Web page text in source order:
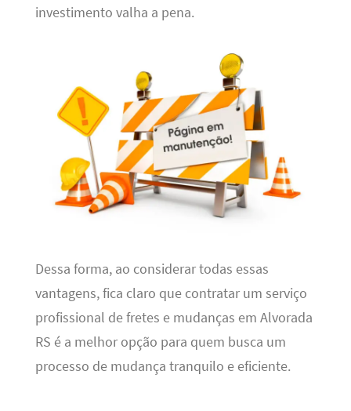
investimento valha a pena.
Dessa forma, ao considerar todas essas
vantagens, fica claro que contratar um serviço
profissional de fretes e mudanças em Alvorada
RS é a melhor opção para quem busca um
processo de mudança tranquilo e eficiente.